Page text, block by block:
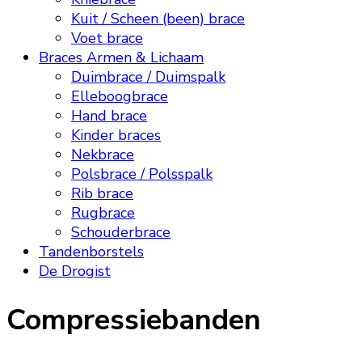
Kuit / Scheen (been) brace
Voet brace
Braces Armen & Lichaam
Duimbrace / Duimspalk
Elleboogbrace
Hand brace
Kinder braces
Nekbrace
Polsbrace / Polsspalk
Rib brace
Rugbrace
Schouderbrace
Tandenborstels
De Drogist
Compressiebanden